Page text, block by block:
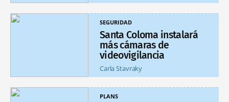
SEGURIDAD
Santa Coloma instalará
más cámaras de
videovigilancia
Carla Stavraky
PLANS